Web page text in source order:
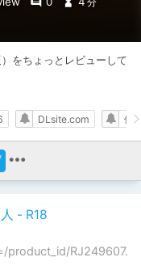
をちょっとレビューして
DLsite.com 体
- R18
RJ249607.